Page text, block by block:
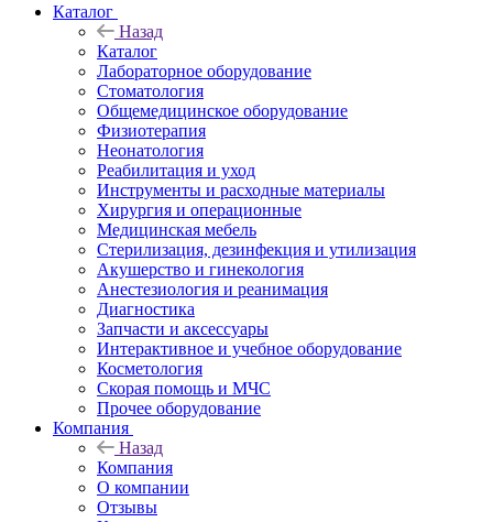
Каталог
Назад
Каталог
Лабораторное оборудование
Стоматология
Общемедицинское оборудование
Физиотерапия
Неонатология
Реабилитация и уход
Инструменты и расходные материалы
Хирургия и операционные
Медицинская мебель
Стерилизация, дезинфекция и утилизация
Акушерство и гинекология
Анестезиология и реанимация
Диагностика
Запчасти и аксессуары
Интерактивное и учебное оборудование
Косметология
Скорая помощь и МЧС
Прочее оборудование
Компания
Назад
Компания
О компании
Отзывы